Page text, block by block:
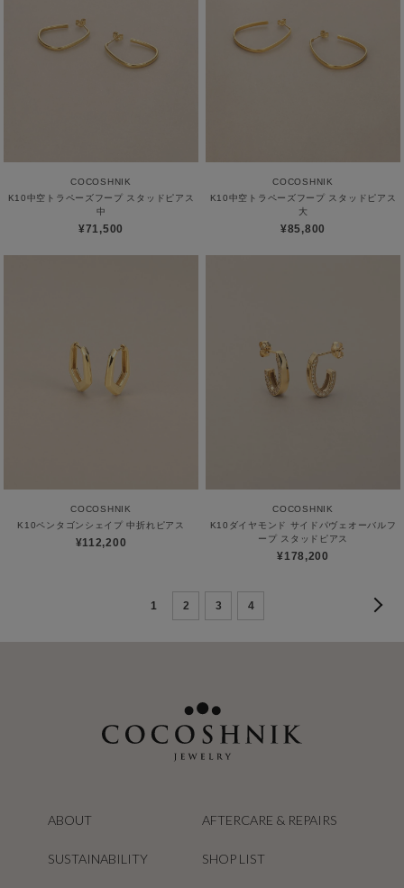
COCOSHNIK
K10中空トラペーズフープ スタッドピアス
中
¥71,500
COCOSHNIK
K10中空トラペーズフープ スタッドピアス
大
¥85,800
COCOSHNIK
K10ペンタゴンシェイプ 中折れピアス
¥112,200
COCOSHNIK
K10ダイヤモンド サイドパヴェオーバルフ
ープ スタッドピアス
¥178,200
1 2 3 4
ABOUT AFTERCARE & REPAIRS
SUSTAINABILITY SHOP LIST